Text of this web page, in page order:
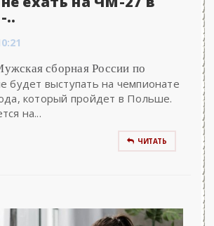
..
сборная России по
будет выступать на чемпионате
который пройдет в Польше.
на...
ЧИТАТЬ